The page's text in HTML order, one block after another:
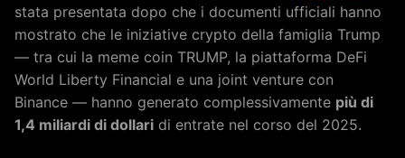
stata presentata dopo che i documenti ufficiali hanno
mostrato che le iniziative crypto della famiglia Trump
— tra cui la meme coin TRUMP, la piattaforma DeFi
World Liberty Financial e una joint venture con
Binance — hanno generato complessivamente più di
1,4 miliardi di dollari di entrate nel corso del 2025.